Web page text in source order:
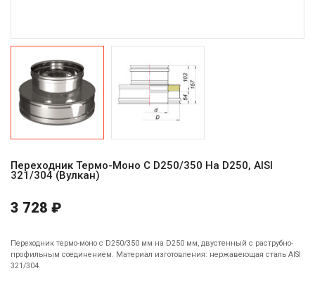
Переходник Термо-Моно С D250/350 На D250, AISI
321/304 (Вулкан)
3 728 ₽
Переходник термо-моно с D250/350 мм на D250 мм, двустенный с раструбно-
профильным соединением. Материал изготовления: нержавеющая сталь AISI
321/304.